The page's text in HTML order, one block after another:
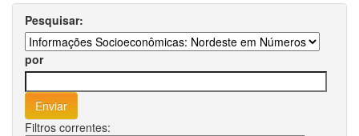
Pesquisar:
por
Filtros correntes: